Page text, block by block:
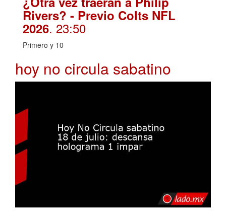
Rivers? - Previo Colts NFL
2026. 23:50
Primero y 10
hoy no circula sabatino